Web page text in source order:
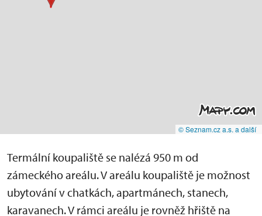
© Seznam.cz a.s. a další
Termální koupaliště se nalézá 950 m od
zámeckého areálu. V areálu koupaliště je možnost
ubytování v chatkách, apartmánech, stanech,
karavanech. V rámci areálu je rovněž hřiště na